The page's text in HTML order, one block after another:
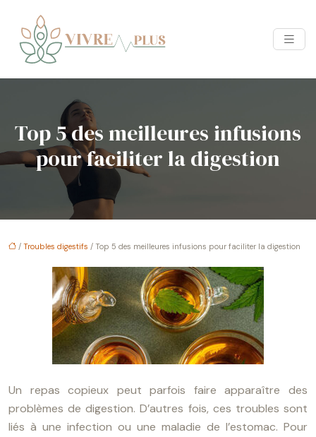
Top 5 des meilleures infusions
pour faciliter la digestion
/ Troubles digestifs / Top 5 des meilleures infusions pour faciliter la digestion
Un repas copieux peut parfois faire apparaître des
problèmes de digestion. D’autres fois, ces troubles sont
liés à une infection ou une maladie de l’estomac. Pour